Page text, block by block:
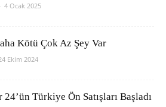
- 4 Ocak 2025
Kötü Çok Az Şey Var
Ekim 2024
Türkiye Ön Satışları Başladı